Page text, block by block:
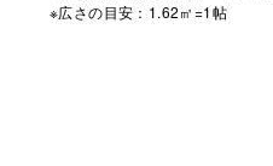
※広さの目安：1.62㎡=1帖